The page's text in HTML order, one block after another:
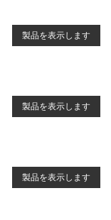
製品を表示します
製品を表示します
製品を表示します